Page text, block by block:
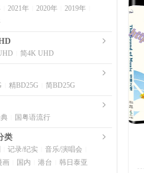
2021年 2020年 2019年
简4K UHD
精BD25G 简BD25G
国粤语流行
类
记录/纪实 音乐/演唱会
画 国内 港台 韩日泰亚